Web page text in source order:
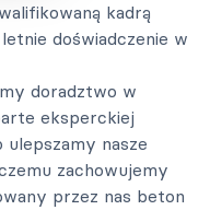
kadrą
doświadczenie w
doradztwo w
eksperckiej
ulepszamy nasze
zachowujemy
przez nas beton